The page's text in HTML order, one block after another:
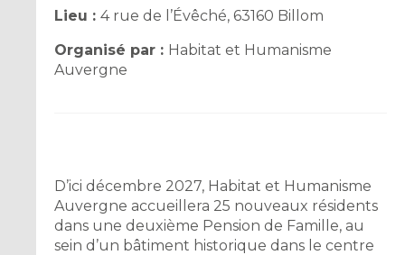
Lieu :4 rue de l’Évêché, 63160 Billom
Organisé par : Habitat et Humanisme
Auvergne
D’ici décembre 2027, Habitat et Humanisme
Auvergne accueillera 25 nouveaux résidents
dans une deuxième Pension de Famille, au
sein d’un bâtiment historique dans le centre